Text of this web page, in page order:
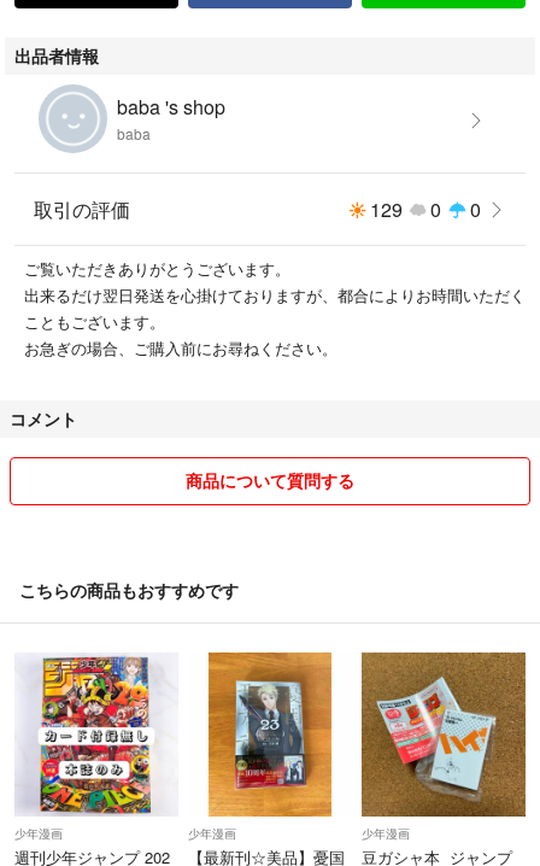
出品者情報
baba 's shop
baba
取引の評価 129 0 0
ご覧いただきありがとうございます。
出来るだけ翌日発送を心掛けておりますが、都合によりお時間いただく
こともございます。
お急ぎの場合、ご購入前にお尋ねください。
コメント
商品について質問する
こちらの商品もおすすめです
少年漫画
週刊少年ジャンプ 202
少年漫画
【最新刊☆美品】憂国
少年漫画
豆ガシャ本 ジャンプ